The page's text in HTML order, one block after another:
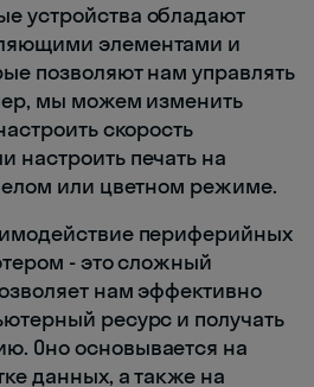
устройства обладают
элементами и
позволяют нам управлять
мы можем изменить
скорость
настроить печать на
или цветном режиме.
периферийных
- это сложный
нам эффективно
ресурс и получать
Оно основывается на
данных, а также на